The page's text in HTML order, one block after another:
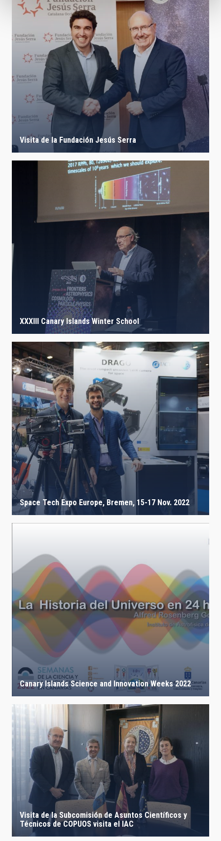
Visita de la Fundación Jesús Serra
XXXIII Canary Islands Winter School
Space Tech Expo Europe, Bremen, 15-17 Nov. 2022
Canary Islands Science and Innovation Weeks 2022
Visita de la Subcomisión de Asuntos Científicos y
Técnicos de COPUOS visita el IAC